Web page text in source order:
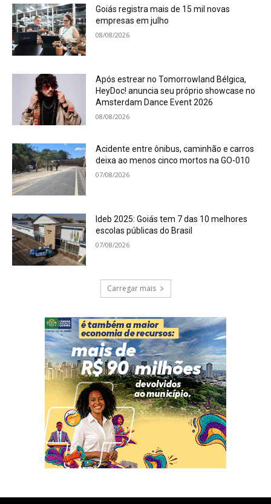
Goiás registra mais de 15 mil novas
empresas em julho
08/08/2026
Após estrear no Tomorrowland Bélgica,
HeyDoc! anuncia seu próprio showcase no
Amsterdam Dance Event 2026
08/08/2026
Acidente entre ônibus, caminhão e carros
deixa ao menos cinco mortos na GO-010
07/08/2026
Ideb 2025: Goiás tem 7 das 10 melhores
escolas públicas do Brasil
07/08/2026
Carregar mais